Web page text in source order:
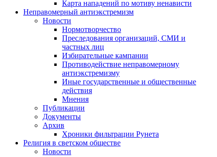
Карта нападений по мотиву ненависти
Неправомерный антиэкстремизм
Новости
Нормотворчество
Преследования организаций, СМИ и
частных лиц
Избирательные кампании
Противодействие неправомерному
антиэкстремизму
Иные государственные и общественные
действия
Мнения
Публикации
Документы
Архив
Хроники фильтрации Рунета
Религия в светском обществе
Новости